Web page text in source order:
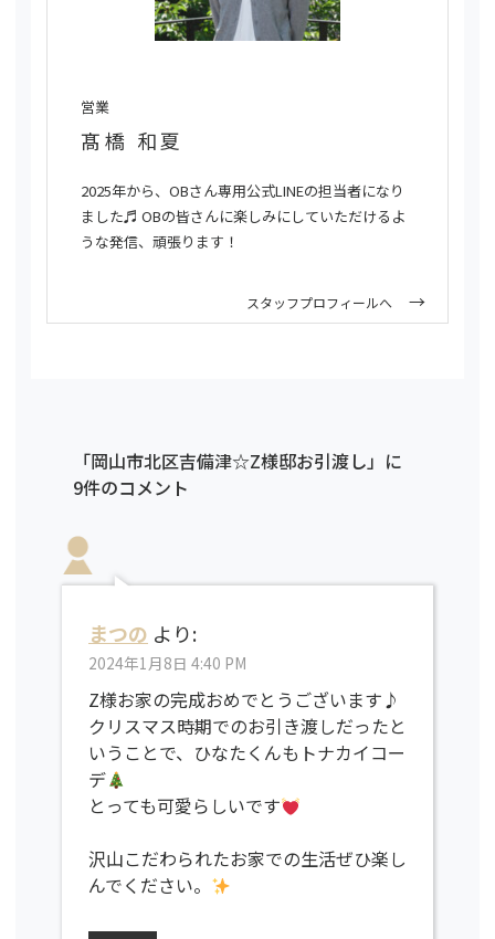
営業
髙橋 和夏
2025年から、OBさん専用公式LINEの担当者になり
ました♬ OBの皆さんに楽しみにしていただけるよ
うな発信、頑張ります！
スタッフプロフィールへ
「岡山市北区吉備津☆Z様邸お引渡し」に
9件のコメント
まつの より:
2024年1月8日 4:40 PM
Z様お家の完成おめでとうございます♪
クリスマス時期でのお引き渡しだったと
いうことで、ひなたくんもトナカイコー
デ
とっても可愛らしいです
沢山こだわられたお家での生活ぜひ楽し
んでください。